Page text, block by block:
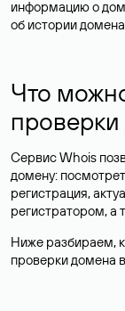
информацию о
об истории
Что
Сервис Whois
домену:
регистрация,
регистратором, а
Ниже разбираем,
проверки домена